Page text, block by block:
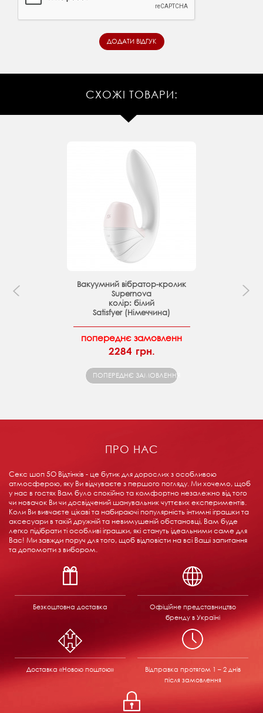
СХОЖІ ТОВАРИ:
Вакуумний вібратор-кролик
Supernova
колір: білий
Satisfyer (Німеччина)
попереднє замовленн
2284 грн.
ПОПЕРЕДНЄ ЗАМОВЛЕННЯ
ПРО НАС
Секс шоп 5О Відтінків - це бутик для дорослих з особливою
атмосферою, яку Ви відчуваєте з першого погляду. Ми хочемо, щоб
у нас в гостях Вам було спокійно та комфортно незалежно від того
чи новачок Ви чи досвідчений шанувальник чуттєвих експериментів.
Коли Ви вивчаєте цікаві та набираючі популярність інтимні іграшки та
аксесуари в такій дружній та невимушеній обстановці, Вам буде
легко підібрати ті особливі іграшки, які стануть ідеальними саме для
Вас! Ми завжди поруч для того, щоб відповісти на всі Ваші запитання
та допомогти з вибором.
Безкоштовна доставка
Офіційне представництво
бренду в Україні
Доставка «Новою поштою» Відправка протягом 1 – 2 днів
після замовлення